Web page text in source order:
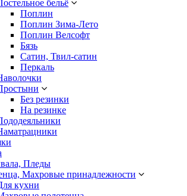
бельё
Поплин
Поплин Зима-Лето
Поплин Велсофт
Бязь
Сатин, Твил-сатин
Перкаль
Без резинки
На резинке
Пледы
Махровые принадлежности
кухни